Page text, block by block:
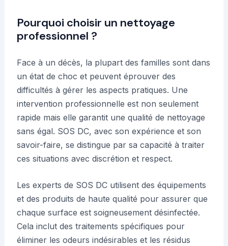
Pourquoi choisir un nettoyage
professionnel ?
Face à un décès, la plupart des familles sont dans
un état de choc et peuvent éprouver des
difficultés à gérer les aspects pratiques. Une
intervention professionnelle est non seulement
rapide mais elle garantit une qualité de nettoyage
sans égal. SOS DC, avec son expérience et son
savoir-faire, se distingue par sa capacité à traiter
ces situations avec discrétion et respect.
Les experts de SOS DC utilisent des équipements
et des produits de haute qualité pour assurer que
chaque surface est soigneusement désinfectée.
Cela inclut des traitements spécifiques pour
éliminer les odeurs indésirables et les résidus